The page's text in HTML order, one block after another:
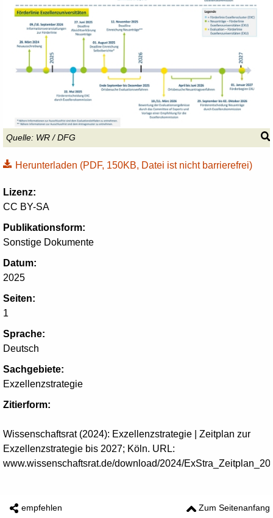
Quelle: WR / DFG
Herunterladen (PDF, 150KB, Datei ist nicht barrierefrei)
Lizenz:
CC BY-SA
Publikationsform:
Sonstige Dokumente
Datum:
2025
Seiten:
1
Sprache:
Deutsch
Sachgebiete:
Exzellenzstrategie
Zitierform:
Wissenschaftsrat (2024): Exzellenzstrategie | Zeitplan zur
Exzellenzstrategie bis 2027; Köln. URL:
www.wissenschaftsrat.de/download/2024/
empfehlen Zum Seitenanfang